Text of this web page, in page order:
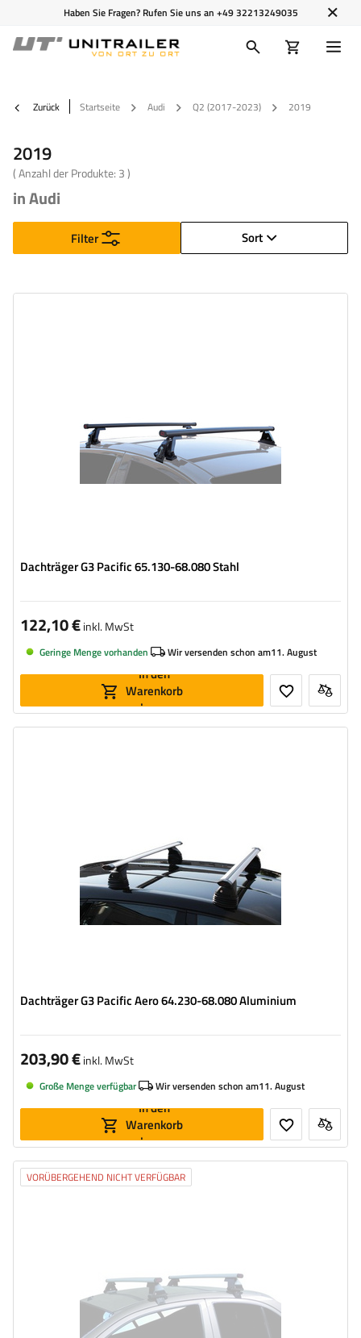
Haben Sie Fragen? Rufen Sie uns an +49 32213249035
Zurück Startseite Audi Q2 (2017-2023) 2019
2019
( Anzahl der Produkte: 3)
in Audi
Sort
Filter
Dachträger G3 Pacific 65.130-68.080 Stahl
122,10 €inkl. MwSt
Geringe Menge vorhanden Wir versenden schon am11. August
In den
Warenkorb
legen
Dachträger G3 Pacific Aero 64.230-68.080 Aluminium
203,90 €inkl. MwSt
Große Menge verfügbar Wir versenden schon am11. August
In den
Warenkorb
legen
VORÜBERGEHEND NICHT VERFÜGBAR